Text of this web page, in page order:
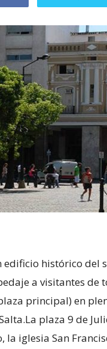
histórico del
a visitantes de
principal) en
plaza 9 de
la iglesia San